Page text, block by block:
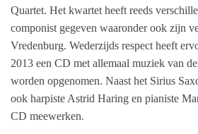
Quartet. Het kwartet heeft reeds
componist gegeven waaronder ook zijn
Vredenburg. Wederzijds respect heeft
2013 een CD met allemaal muziek van
worden opgenomen. Naast het Sirius
ook harpiste Astrid Haring en pianiste
CD meewerken.